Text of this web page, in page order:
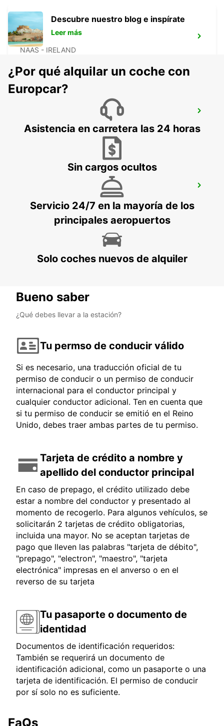
NAAS
NAAS - IRELAND
NAVAN - IRELAND
Descubre nuestro blog e inspírate
Leer más
¿Por qué alquilar un coche con
Europcar?
Asistencia en carretera las 24 horas
Sin cargos ocultos
Servicio 24/7 en la mayoría de los
principales aeropuertos
Solo coches nuevos de alquiler
Bueno saber
¿Qué debes llevar a la estación?
Tu permso de conducir válido
Si es necesario, una traducción oficial de tu
permiso de conducir o un permiso de conducir
internacional para el conductor principal y
cualquier conductor adicional. Ten en cuenta que
si tu permiso de conducir se emitió en el Reino
Unido, debes traer ambas partes de tu permiso.
Tarjeta de crédito a nombre y
apellido del conductor principal
En caso de prepago, el crédito utilizado debe
estar a nombre del conductor y presentado al
momento de recogerlo. Para algunos vehículos, se
solicitarán 2 tarjetas de crédito obligatorias,
incluida una mayor. No se aceptan tarjetas de
pago que lleven las palabras "tarjeta de débito",
"prepago", "electron", "maestro", "tarjeta
electrónica" impresas en el anverso o en el
reverso de su tarjeta
Tu pasaporte o documento de
identidad
Documentos de identificación requeridos:
También se requerirá un documento de
identificación adicional, como un pasaporte o una
tarjeta de identificación. El permiso de conducir
por sí solo no es suficiente.
FaQs